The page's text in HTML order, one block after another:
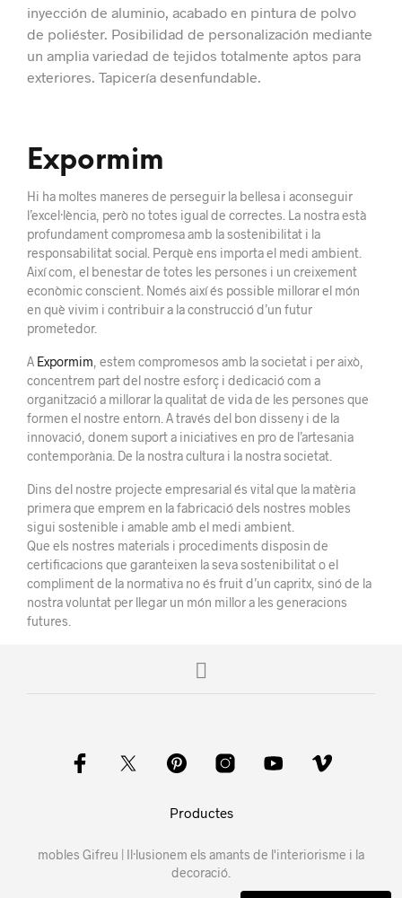
inyección de aluminio, acabado en pintura de polvo
de poliéster. Posibilidad de personalización mediante
un amplia variedad de tejidos totalmente aptos para
exteriores. Tapicería desenfundable.
Expormim
Hi ha moltes maneres de perseguir la bellesa i aconseguir
l’excel·lència, però no totes igual de correctes. La nostra està
profundament compromesa amb la sostenibilitat i la
responsabilitat social. Perquè ens importa el medi ambient.
Així com, el benestar de totes les persones i un creixement
econòmic conscient. Només així és possible millorar el món
en què vivim i contribuir a la construcció d’un futur
prometedor.
A Expormim , estem compromesos amb la societat i per això,
concentrem part del nostre esforç i dedicació com a
organització a millorar la qualitat de vida de les persones que
formen el nostre entorn. A través del bon disseny i de la
innovació, donem suport a iniciatives en pro de l’artesania
contemporània. De la nostra cultura i la nostra societat.
Dins del nostre projecte empresarial és vital que la matèria
primera que emprem en la fabricació dels nostres mobles
sigui sostenible i amable amb el medi ambient.
Que els nostres materials i procediments disposin de
certificacions que garanteixen la seva sostenibilitat o el
compliment de la normativa no és fruit d’un capritx, sinó de la
nostra voluntat per llegar un món millor a les generacions
futures.
Productes
mobles Gifreu | Il·lusionem els amants de l'interiorisme i la
decoració.